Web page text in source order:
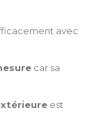
avec
car sa
est